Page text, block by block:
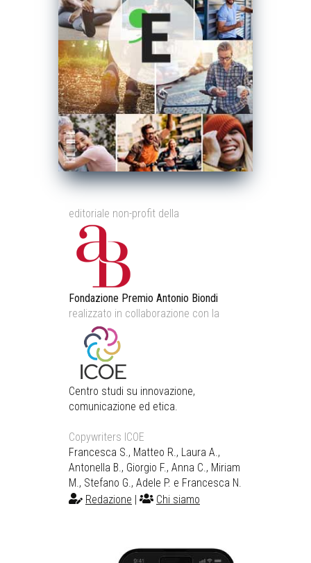
editoriale non-profit della
Fondazione Premio Antonio Biondi
realizzato in collaborazione con la
Centro studi su innovazione,
comunicazione ed etica.
Copywriters ICOE
Francesca S., Matteo R., Laura A.,
Antonella B., Giorgio F., Anna C., Miriam
M., Stefano G., Adele P. e Francesca N.
Redazione
Chi siamo